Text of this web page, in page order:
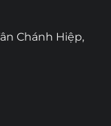
Chánh Hiệp,